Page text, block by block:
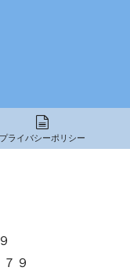
プライバシーポリシー
９